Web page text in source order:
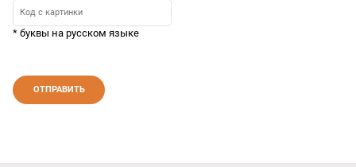
* буквы на русском языке